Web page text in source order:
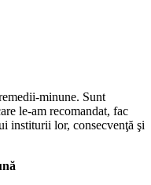
minune. Sunt
le-am recomandat, fac
institurii lor, consecvenţă şi